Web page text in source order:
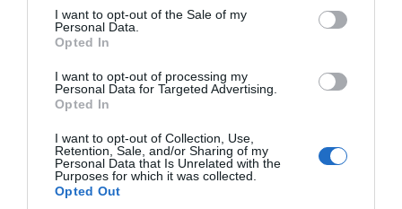
consent section.
I want to opt-out of the Sale of my
Personal Data.
Opted In
I want to opt-out of processing my
Personal Data for Targeted Advertising.
Opted In
I want to opt-out of Collection, Use,
Retention, Sale, and/or Sharing of my
Personal Data that Is Unrelated with the
Purposes for which it was collected.
Opted Out
Eliminiše čireve po koži
ovaj prirodni lek rastvoriti čireve.
U slučaju hipertenzije trebate uzimati: